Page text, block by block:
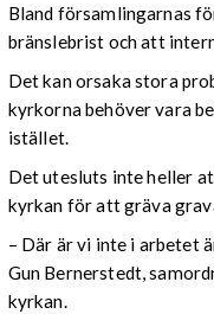
Bland församlingarnas
bränslebrist och att
Det kan orsaka stora
kyrkorna behöver vara
istället.
Det utesluts inte heller
kyrkan för att gräva
– Där är vi inte i arbetet
Gun Bernerstedt,
kyrkan.